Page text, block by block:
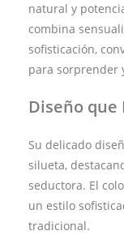
natural y
combina
sofisticación,
para sorprender
Diseño que
Su delicado
silueta,
seductora. El
un estilo
tradicional.